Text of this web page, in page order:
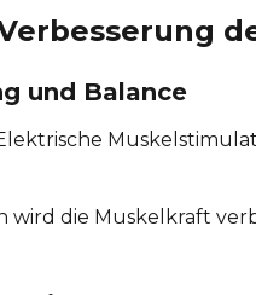
und Balance
die Muskelkraft